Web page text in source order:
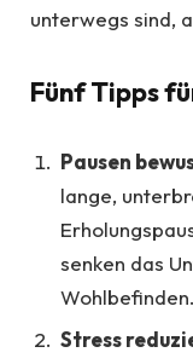
unterwegs sind,
Fünf Tipps
Pausen
lange,
senken das
Wohlbefinden.
Stress